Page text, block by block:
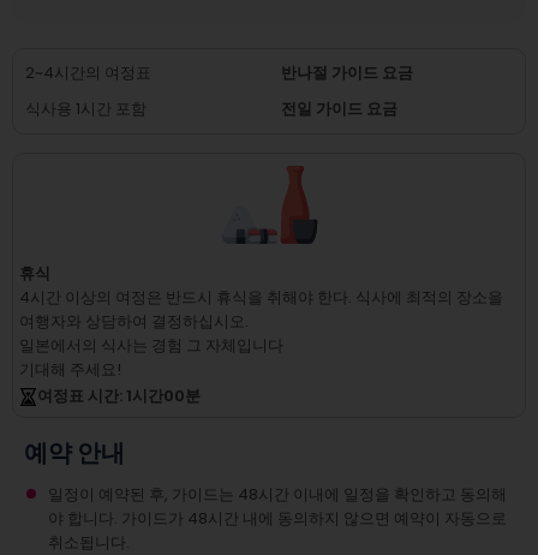
2~4시간의 여정표
반나절 가이드 요금
식사용 1시간 포함
전일 가이드 요금
휴식
4시간 이상의 여정은 반드시 휴식을 취해야 한다. 식사에 최적의 장소을
여행자와 상담하여 결정하십시오.
일본에서의 식사는 경험 그 자체입니다
기대해 주세요!
여정표 시간: 1시간00분
예약 안내
일정이 예약된 후, 가이드는 48시간 이내에 일정을 확인하고 동의해
야 합니다. 가이드가 48시간 내에 동의하지 않으면 예약이 자동으로
취소됩니다.